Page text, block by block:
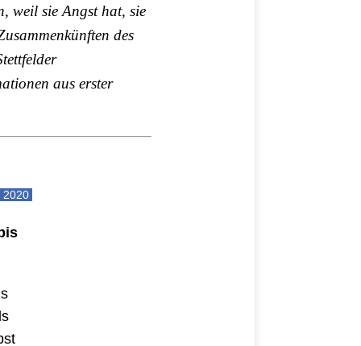
weil sie Angst hat, sie
des
aus erster